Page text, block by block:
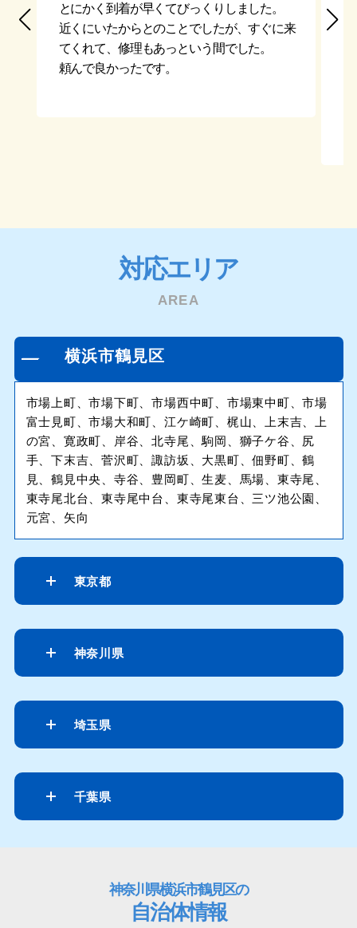
とにかく到着が早くてびっくりしました。
近くにいたからとのことでしたが、すぐに来
てくれて、修理もあっという間でした。
頼んで良かったです。
対応エリア
AREA
横浜市鶴見区
市場上町、市場下町、市場西中町、市場東中町、市場
富士見町、市場大和町、江ケ崎町、梶山、上末吉、上
の宮、寛政町、岸谷、北寺尾、駒岡、獅子ケ谷、尻
手、下末吉、菅沢町、諏訪坂、大黒町、佃野町、鶴
見、鶴見中央、寺谷、豊岡町、生麦、馬場、東寺尾、
東寺尾北台、東寺尾中台、東寺尾東台、三ツ池公園、
元宮、矢向
東京都
神奈川県
埼玉県
千葉県
神奈川県横浜市鶴見区の
自治体情報